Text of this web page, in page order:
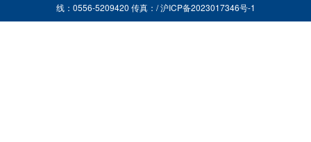
线：0556-5209420 传真：/ 沪ICP备2023017346号-1